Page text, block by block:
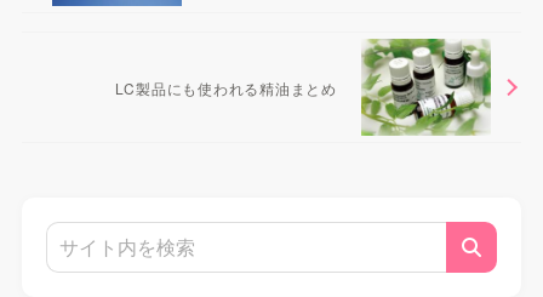
LC製品にも使われる精油まとめ